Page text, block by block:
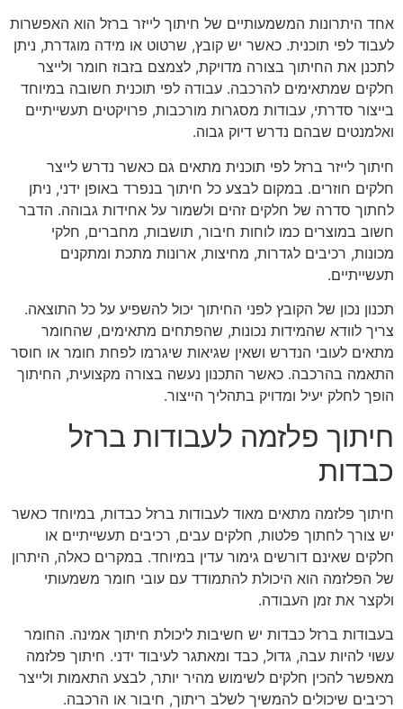
אחד היתרונות המשמעותיים של חיתוך לייזר ברזל הוא האפשרות
לעבוד לפי תוכנית. כאשר יש קובץ, שרטוט או מידה מוגדרת, ניתן
לתכנן את החיתוך בצורה מדויקת, לצמצם בזבוז חומר ולייצר
חלקים שמתאימים להרכבה. עבודה לפי תוכנית חשובה במיוחד
בייצור סדרתי, עבודות מסגרות מורכבות, פרויקטים תעשייתיים
ואלמנטים שבהם נדרש דיוק גבוה.
חיתוך לייזר ברזל לפי תוכנית מתאים גם כאשר נדרש לייצר
חלקים חוזרים. במקום לבצע כל חיתוך בנפרד באופן ידני, ניתן
לחתוך סדרה של חלקים זהים ולשמור על אחידות גבוהה. הדבר
חשוב במוצרים כמו לוחות חיבור, תושבות, מחברים, חלקי
מכונות, רכיבים לגדרות, מחיצות, ארונות מתכת ומתקנים
תעשייתיים.
תכנון נכון של הקובץ לפני החיתוך יכול להשפיע על כל התוצאה.
צריך לוודא שהמידות נכונות, שהפתחים מתאימים, שהחומר
מתאים לעובי הנדרש ושאין שגיאות שיגרמו לפחת חומר או חוסר
התאמה בהרכבה. כאשר התכנון נעשה בצורה מקצועית, החיתוך
הופך לחלק יעיל ומדויק בתהליך הייצור.
חיתוך פלזמה לעבודות ברזל
כבדות
חיתוך פלזמה מתאים מאוד לעבודות ברזל כבדות, במיוחד כאשר
יש צורך לחתוך פלטות, חלקים עבים, רכיבים תעשייתיים או
חלקים שאינם דורשים גימור עדין במיוחד. במקרים כאלה, היתרון
של הפלזמה הוא היכולת להתמודד עם עובי חומר משמעותי
ולקצר את זמן העבודה.
בעבודות ברזל כבדות יש חשיבות ליכולת חיתוך אמינה. החומר
עשוי להיות עבה, גדול, כבד ומאתגר לעיבוד ידני. חיתוך פלזמה
מאפשר להכין חלקים לשימוש מהיר יותר, לבצע התאמות ולייצר
רכיבים שיכולים להמשיך לשלב ריתוך, חיבור או הרכבה.